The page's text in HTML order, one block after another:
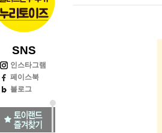
SNS
인스타그램
페이스북
블로그